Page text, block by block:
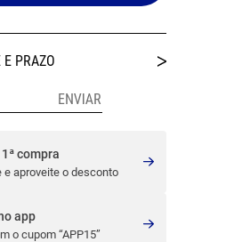
1ª compra
e aproveite o desconto
app
o cupom “APP15”